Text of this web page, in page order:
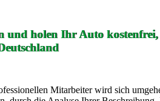
und holen Ihr Auto
Mitarbeiter wird sich